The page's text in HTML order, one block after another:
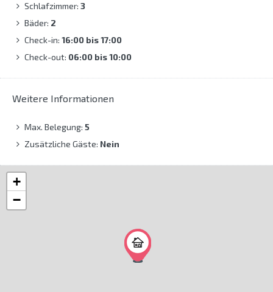
Schlafzimmer: 3
Bäder: 2
Check-in: 16:00 bis 17:00
Check-out: 06:00 bis 10:00
Weitere Informationen
Max. Belegung: 5
Zusätzliche Gäste: Nein
+
−